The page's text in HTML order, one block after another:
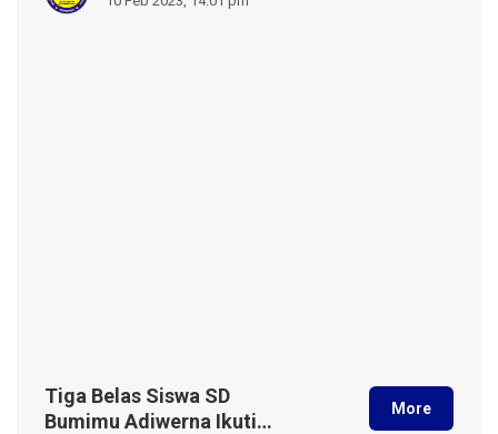
Tiga Belas Siswa SD
Bumimu Adiwerna Ikuti
More